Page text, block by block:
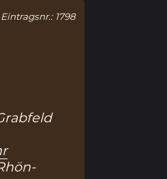
Eintragsnr.: 1798